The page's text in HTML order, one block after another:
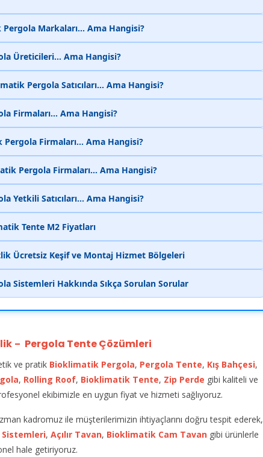
Markaları... Ama Hangisi?
Üreticileri... Ama Hangisi?
Pergola Satıcıları... Ama Hangisi?
Firmaları... Ama Hangisi?
Firmaları... Ama Hangisi?
Pergola Firmaları... Ama Hangisi?
Yetkili Satıcıları... Ama Hangisi?
Tente M2 Fiyatları
Ücretsiz Keşif ve Montaj Hizmet Bölgeleri
Sistemleri Hakkında Sıkça Sorulan Sorular
– Pergola Tente Çözümleri
ve pratik Bioklimatik Pergola, Pergola Tente, Kış Bahçesi,
, Rolling Roof, Bioklimatik Tente, Zip Perde gibi kaliteli ve
ekibimizle en uygun fiyat ve hizmeti sağlıyoruz.
kadromuz ile müşterilerimizin ihtiyaçlarını doğru tespit ederek,
Sistemleri, Açılır Tavan, Bioklimatik Cam Tavan gibi ürünlerle
hale getiriyoruz.